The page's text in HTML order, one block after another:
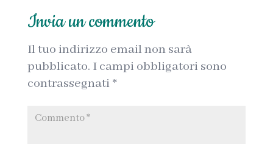
Invia un commento
Il tuo indirizzo email non sarà
pubblicato. I campi obbligatori sono
contrassegnati *